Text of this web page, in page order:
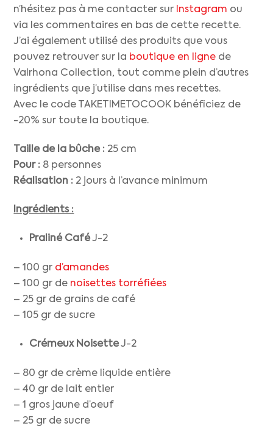
n’hésitez pas à me contacter sur Instagram ou
via les commentaires en bas de cette recette.
J’ai également utilisé des produits que vous
pouvez retrouver sur la boutique en ligne de
Valrhona Collection, tout comme plein d’autres
ingrédients que j’utilise dans mes recettes.
Avec le code TAKETIMETOCOOK bénéficiez de
-20% sur toute la boutique.
Taille de la bûche : 25 cm
Pour : 8 personnes
Réalisation : 2 jours à l’avance minimum
Ingrédients :
Praliné CaféJ-2
– 100 gr d’amandes
– 100 gr de noisettes torréfiées
– 25 gr de grains de café
– 105 gr de sucre
Crémeux NoisetteJ-2
– 80 gr de crème liquide entière
– 40 gr de lait entier
– 1 gros jaune d’oeuf
– 25 gr de sucre